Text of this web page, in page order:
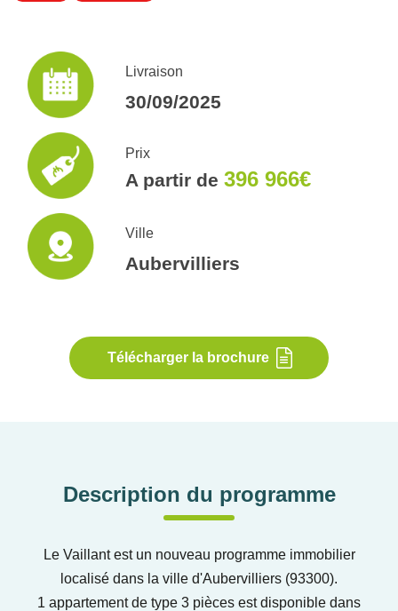
Livraison
30/09/2025
Prix
A partir de396 966€
Ville
Aubervilliers
Télécharger la brochure
Description du programme
Le Vaillant est un nouveau programme immobilier
localisé dans la ville d'Aubervilliers (93300).
1 appartement de type 3 pièces est disponible dans